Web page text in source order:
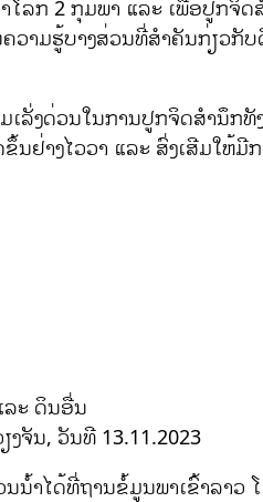
ໂລກ 2 ກຸມພາ ແລະ ເພື່ອປູກຈິດ
ວາມຮູ້ບາງສ່ວນທີ່ສຳຄັນກ່ຽວກັ
ເລັ່ງດ່ວນໃນການປູກຈິດສຳນຶກທັ
ຢ່າງໄວວາ ແລະ ສົ່ງເສີມໃຫ້ມີ
ະ ດິນອື່ນ
ຈັນ, ວັນທີ 13.11.2023
ນໍ້າໄດ້ທີ່ຖານຂໍ້ມູນພາເຂົ້າລາວ